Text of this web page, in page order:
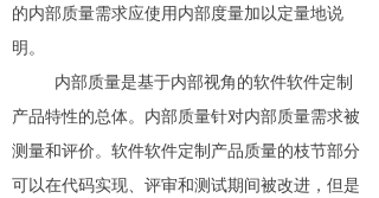
的内部质量需求应使用内部度量加以定量地说
明。
内部质量是基于内部视角的软件软件定制
产品特性的总体。内部质量针对内部质量需求被
测量和评价。软件软件定制产品质量的枝节部分
可以在代码实现、评审和测试期间被改进，但是